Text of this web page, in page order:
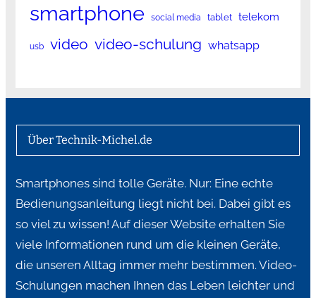
smartphone social media tablet telekom
usb video video-schulung whatsapp
Über Technik-Michel.de
Smartphones sind tolle Geräte. Nur: Eine echte
Bedienungsanleitung liegt nicht bei. Dabei gibt es
so viel zu wissen! Auf dieser Website erhalten Sie
viele Informationen rund um die kleinen Geräte,
die unseren Alltag immer mehr bestimmen. Video-
Schulungen machen Ihnen das Leben leichter und